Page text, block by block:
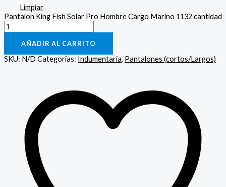
Limpiar
Pantalon King Fish Solar Pro Hombre Cargo Marino 1132 cantidad
AÑADIR AL CARRITO
SKU: N/D Categorías: Indumentaria, Pantalones (cortos/Largos)